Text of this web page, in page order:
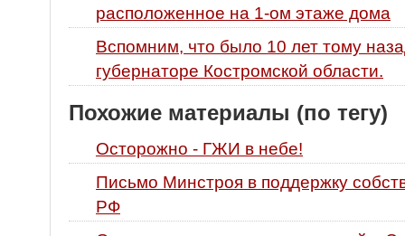
расположенное на 1-ом этаже дома
Вспомним, что было 10 лет тому
губернаторе Костромской области.
Похожие материалы (по тегу)
Осторожно - ГЖИ в небе!
Письмо Минстроя в поддержку
РФ